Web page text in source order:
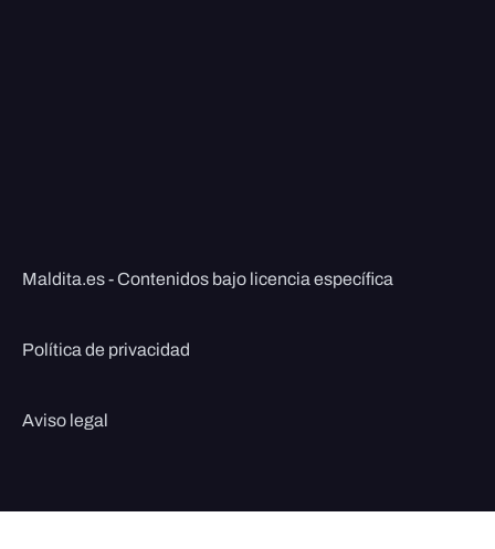
Maldita.es - Contenidos bajo licencia específica
Política de privacidad
Aviso legal